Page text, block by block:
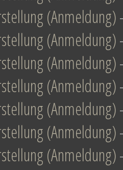
(Anmeldung)
(Anmeldung)
(Anmeldung)
(Anmeldung)
(Anmeldung)
(Anmeldung)
(Anmeldung)